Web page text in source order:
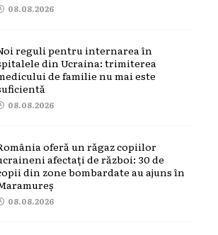
08.08.2026
reguli pentru internarea în
din Ucraina: trimiterea
de familie nu mai este
08.08.2026
oferă un răgaz copiilor
afectați de război: 30 de
din zone bombardate au ajuns în
08.08.2026